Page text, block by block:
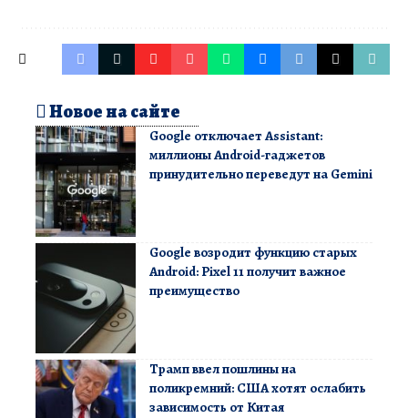
Новое на сайте
Google отключает Assistant:
миллионы Android-гаджетов
принудительно переведут на Gemini
Google возродит функцию старых
Android: Pixel 11 получит важное
преимущество
Трамп ввел пошлины на
поликремний: США хотят ослабить
зависимость от Китая